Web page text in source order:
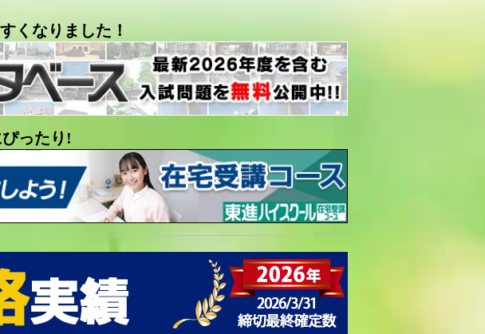
くなりました！
ったり!